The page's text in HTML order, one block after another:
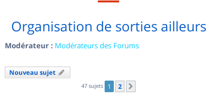
Organisation de sorties ailleurs
Modérateur : Modérateurs des Forums
Nouveau sujet
47 sujets 1 2